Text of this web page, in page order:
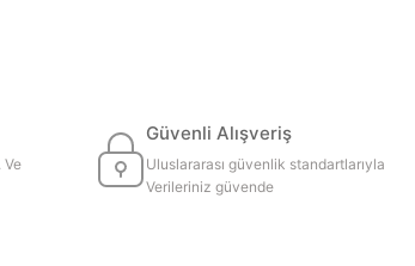
Ve
Güvenli Alışveriş
Uluslararası güvenlik standartlarıyla
Verileriniz güvende